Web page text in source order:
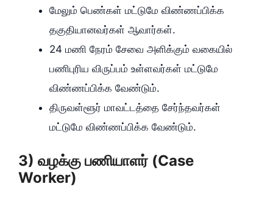
மேலும்‌ பெண்கள்‌ மட்டுமே விண்ணப்பிக்க
தகுதியானவர்கள்‌ ஆவார்கள்‌.
24 மணி நேரம்‌ சேவை அளிக்கும்‌ வகையில்‌
பணிபுரிய விருப்பம்‌ உள்ளவர்கள்‌ மட்டுமே
விண்ணப்பிக்க வேண்டும்‌.
திருவள்ளூர்‌ மாவட்டத்தை சேர்ந்தவர்கள்‌
மட்டுமே விண்ணப்பிக்க வேண்டும்‌.
3) வழக்கு பணியாளர்‌ (Case
Worker)